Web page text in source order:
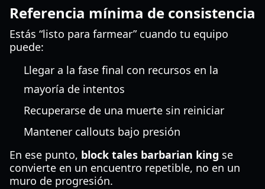
Referencia mínima de consistencia
Estás “listo para farmear” cuando tu equipo
puede:
Llegar a la fase final con recursos en la
mayoría de intentos
Recuperarse de una muerte sin reiniciar
Mantener callouts bajo presión
En ese punto, block tales barbarian king se
convierte en un encuentro repetible, no en un
muro de progresión.